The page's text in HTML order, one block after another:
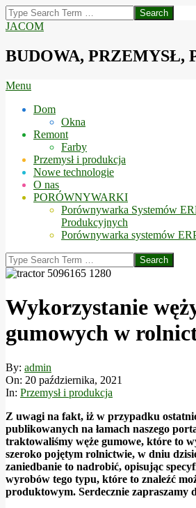
Skip
to
Search
JACOM
BUDOWA, PRZEMYSŁ,
Secondary
Menu
Menu
Dom
Okna
Remont
Farby
Przemysł i produkcja
Nowe technologie
O nas
PORÓWNYWARKI
Porównywarka Systemów
Produkcyjnych
Porównywarka systemów
Search
Wykorzystanie
gumowych w
By: admin
On: 20 października, 2021
In: Przemysł i produkcja
Z uwagi na fakt, iż w przypadku
publikowanych na łamach naszego
traktowaliśmy węże gumowe, które to
szeroko pojętym rolnictwie, w dniu
zaniedbanie to nadrobić, opisując
wyrobów tego typu, które to znaleźć
produktowym. Serdecznie zapraszamy